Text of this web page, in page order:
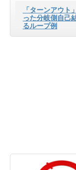
「ターンアウト
った分岐側自己
るループ例